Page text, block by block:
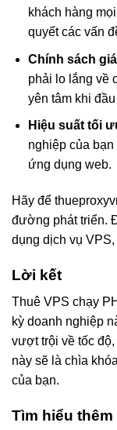
khách hàng
quyết các vấn
Chính sách
phải lo lắng về
yên tâm khi
Hiệu suất tối
nghiệp của
ứng dụng web.
Hãy để
đường phát triển.
dụng dịch vụ
Lời kết
Thuê VPS chạy
kỳ doanh nghiệp
vượt trội về tốc
này sẽ là chìa
của bạn.
Tìm hiểu thêm